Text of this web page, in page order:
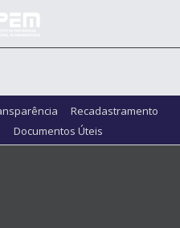
Recadastramento
Documentos Úteis